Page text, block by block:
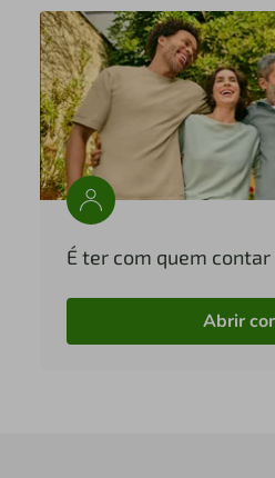
É ter com quem contar
Abrir